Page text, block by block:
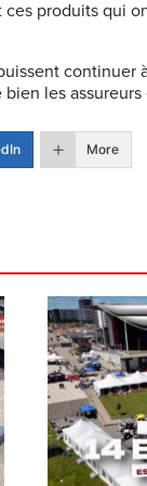
ces produits qui
les
More